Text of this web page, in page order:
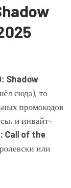
Shadow
сюда), то
промокодов
и инвайт-
Call of the
или